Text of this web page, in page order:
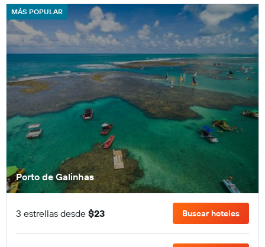
MÁS POPULAR
Porto de Galinhas
3 estrellas desde $23 Buscar hoteles